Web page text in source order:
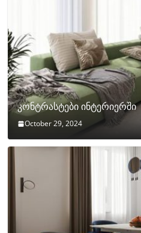
კონტრასტები ინტერიერში
October 29, 2024